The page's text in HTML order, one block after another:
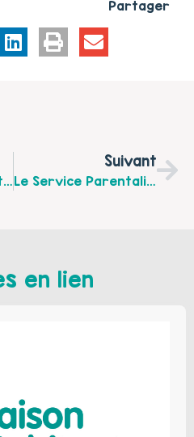
Partager
Soirée Débat Enfants Et Écrans "La Nature Des Risques" Le Mardi 10 Mars 2020 De 18h30 À 20h30 À L'école De Ruisseauville
Suivant
Le Service Parentalité Et Le Relais Petite Enfance "7 Vallées" Restent À Vos Côtés !
en lien